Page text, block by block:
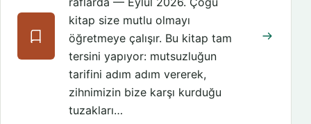
kitap size mutlu olmayı
öğretmeye çalışır. Bu kitap tam
tersini yapıyor: mutsuzluğun
tarifini adım adım vererek,
zihnimizin bize karşı kurduğu
tuzakları…